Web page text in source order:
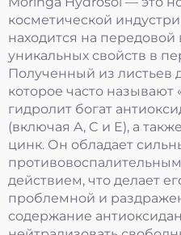
косметической
находится на
уникальных свойств в
Полученный из листьев
которое часто называют
гидролит богат
(включая A, C и E), а
цинк. Он обладает
действием, что делает
проблемной и
содержание